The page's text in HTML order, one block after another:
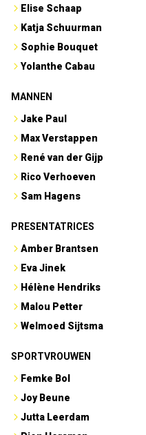
Elise Schaap
Katja Schuurman
Sophie Bouquet
Yolanthe Cabau
MANNEN
Jake Paul
Max Verstappen
René van der Gijp
Rico Verhoeven
Sam Hagens
PRESENTATRICES
Amber Brantsen
Eva Jinek
Hélène Hendriks
Malou Petter
Welmoed Sijtsma
SPORTVROUWEN
Femke Bol
Joy Beune
Jutta Leerdam